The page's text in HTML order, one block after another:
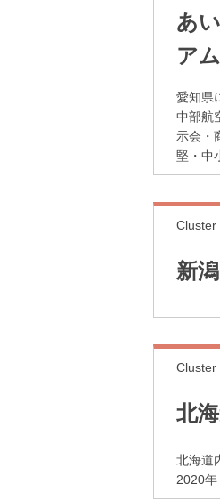
あ
アム
愛知県
中部航
示会・
堅・中
Cluster
新
Cluster
北
北海道
2020年